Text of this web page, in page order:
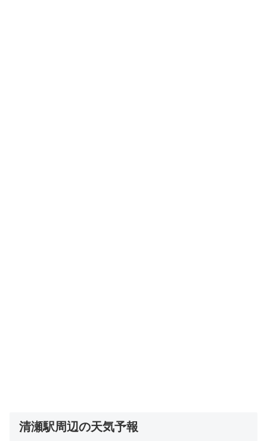
清瀬駅周辺の天気予報